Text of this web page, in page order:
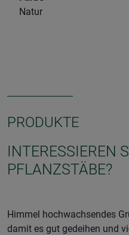
Natur
PRODUKTE
INTERESSIEREN
PFLANZSTÄBE?
Himmel hochwachsendes
damit es gut gedeihen und